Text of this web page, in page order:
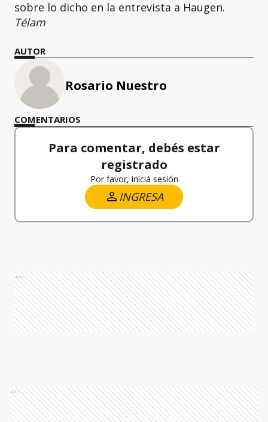
sobre lo dicho en la entrevista a Haugen.
Télam
AUTOR
Rosario Nuestro
COMENTARIOS
Para comentar, debés estar
registrado
Por favor, iniciá sesión
INGRESA
Ads
Ads